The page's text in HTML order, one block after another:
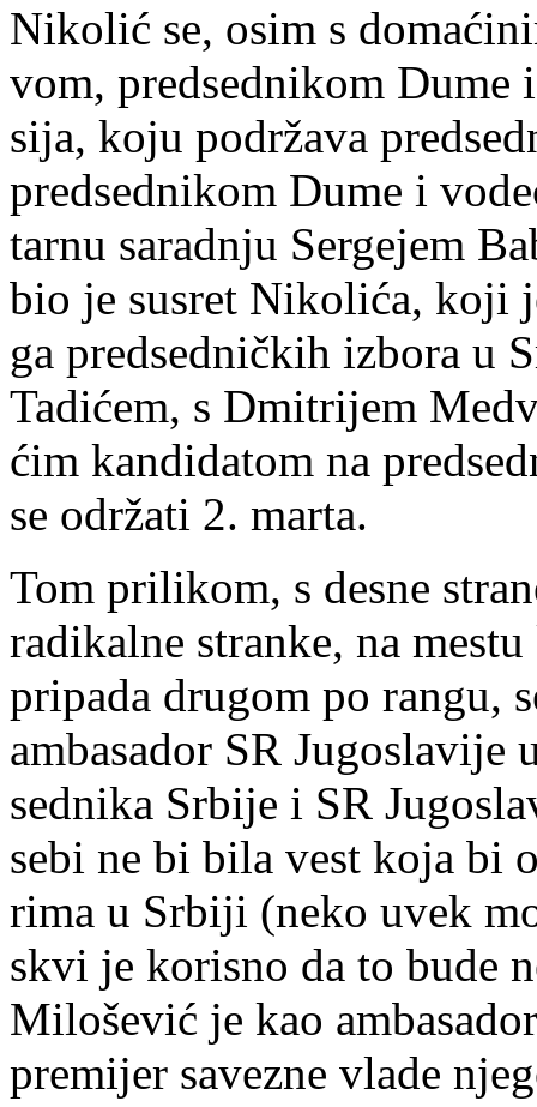
Ni­ko­lić se, osim s
vom, pred­sed­ni­kom
si­ja, ko­ju po­dr­ža­va
pred­sed­ni­kom Du­me i
tar­nu sa­rad­nju Ser­ge­jem
bio je su­sret Ni­ko­li­ća, ko­ji
ga pred­sed­nič­kih iz­bo­ra u
Ta­di­ćem, s Dmi­tri­jem
ćim kan­di­da­tom na
se odr­ža­ti 2. mar­ta.
Tom pri­li­kom, s de­sne
ra­di­kal­ne stran­ke, na
pri­pa­da dru­gom po ran­gu,
am­ba­sa­dor SR
sed­ni­ka Sr­bi­je i SR
se­bi ne bi bi­la vest ko­ja bi
ri­ma u Sr­bi­ji (ne­ko uvek
skvi je ko­ri­sno da to bu­de
Mi­lo­še­vić je kao
pre­mi­jer sa­ve­zne vla­de